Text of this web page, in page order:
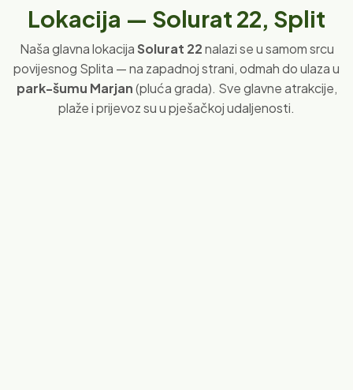
Lokacija — Solurat 22, Split
Naša glavna lokacijaSolurat 22nalazi se u samom srcu
povijesnog Splita — na zapadnoj strani, odmah do ulaza u
park-šumu Marjan(pluća grada). Sve glavne atrakcije,
plaže i prijevoz su u pješačkoj udaljenosti.